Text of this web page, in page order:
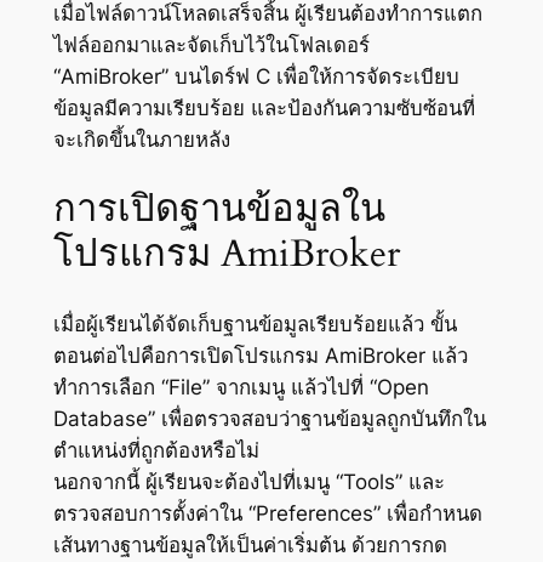
เมื่อไฟล์ดาวน์โหลดเสร็จสิ้น ผู้เรียนต้องทำการแตก
ไฟล์ออกมาและจัดเก็บไว้ในโฟลเดอร์
“AmiBroker” บนไดร์ฟ C เพื่อให้การจัดระเบียบ
ข้อมูลมีความเรียบร้อย และป้องกันความซับซ้อนที่
จะเกิดขึ้นในภายหลัง
การเปิดฐานข้อมูลใน
โปรแกรม AmiBroker
เมื่อผู้เรียนได้จัดเก็บฐานข้อมูลเรียบร้อยแล้ว ขั้น
ตอนต่อไปคือการเปิดโปรแกรม AmiBroker แล้ว
ทำการเลือก “File” จากเมนู แล้วไปที่ “Open
Database” เพื่อตรวจสอบว่าฐานข้อมูลถูกบันทึกใน
ตำแหน่งที่ถูกต้องหรือไม่
นอกจากนี้ ผู้เรียนจะต้องไปที่เมนู “Tools” และ
ตรวจสอบการตั้งค่าใน “Preferences” เพื่อกำหนด
เส้นทางฐานข้อมูลให้เป็นค่าเริ่มต้น ด้วยการกด